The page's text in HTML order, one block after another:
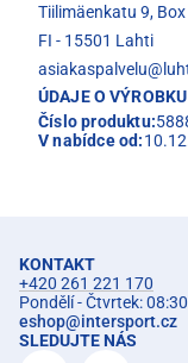
Tiilimäenkatu 9,
FI - 15501 Lahti
ÚDAJE O VÝROBKU
Číslo produktu:
V nabídce od:
KONTAKT
+420 261 221 170
Pondělí - Čtvrtek:
eshop@intersport.cz
SLEDUJTE NÁS